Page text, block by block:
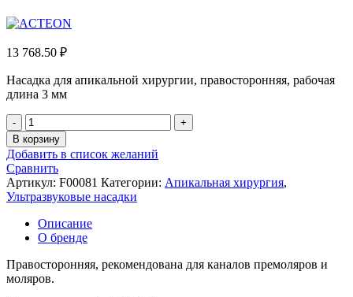
13 768.50 ₽
Насадка для апикальной хирургии, правосторонняя, рабочая
длина 3 мм
Количество
товара
Насадка
ASRD
В корзину
Добавить в список желаний
Сравнить
Артикул: F00081 Категории: Апикальная хирургия,
Ультразвуковые насадки
Описание
О бренде
Правосторонняя, рекомендована для каналов премоляров и
моляров.